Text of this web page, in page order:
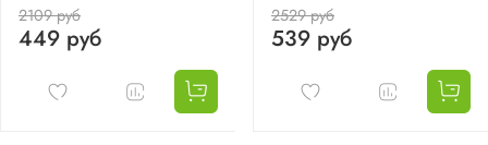
2109 руб
449 руб
2529 руб
539 руб